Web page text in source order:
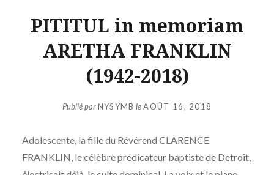
PITITUL in memoriam
ARETHA FRANKLIN
(1942-2018)
Publié parNYSYMB leAOÛT 16, 2018
Adolescente, la fille du Révérend CLARENCE
FRANKLIN, le célèbre prédicateur baptiste de Detroit,